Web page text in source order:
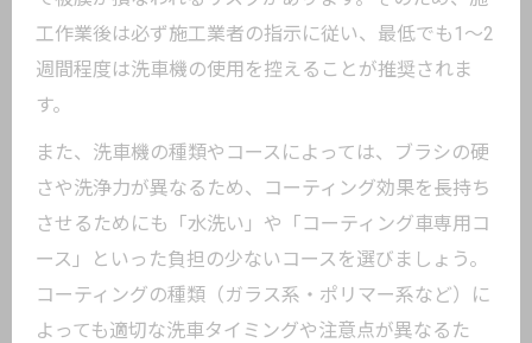
工作業後は必ず施工業者の指示に従い、最低でも1〜2
週間程度は洗車機の使用を控えることが推奨されま
す。
また、洗車機の種類やコースによっては、ブラシの硬
さや洗浄力が異なるため、コーティング効果を長持ち
させるためにも「水洗い」や「コーティング車専用コ
ース」といった負担の少ないコースを選びましょう。
コーティングの種類（ガラス系・ポリマー系など）に
よっても適切な洗車タイミングや注意点が異なるた